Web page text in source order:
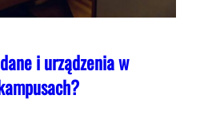
i urządzenia w